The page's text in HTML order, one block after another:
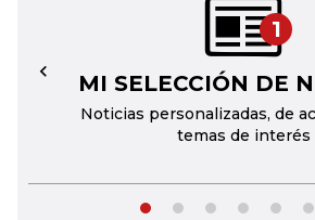
1
MI SELECCIÓN DE
Noticias personalizadas, de
temas de interés
←